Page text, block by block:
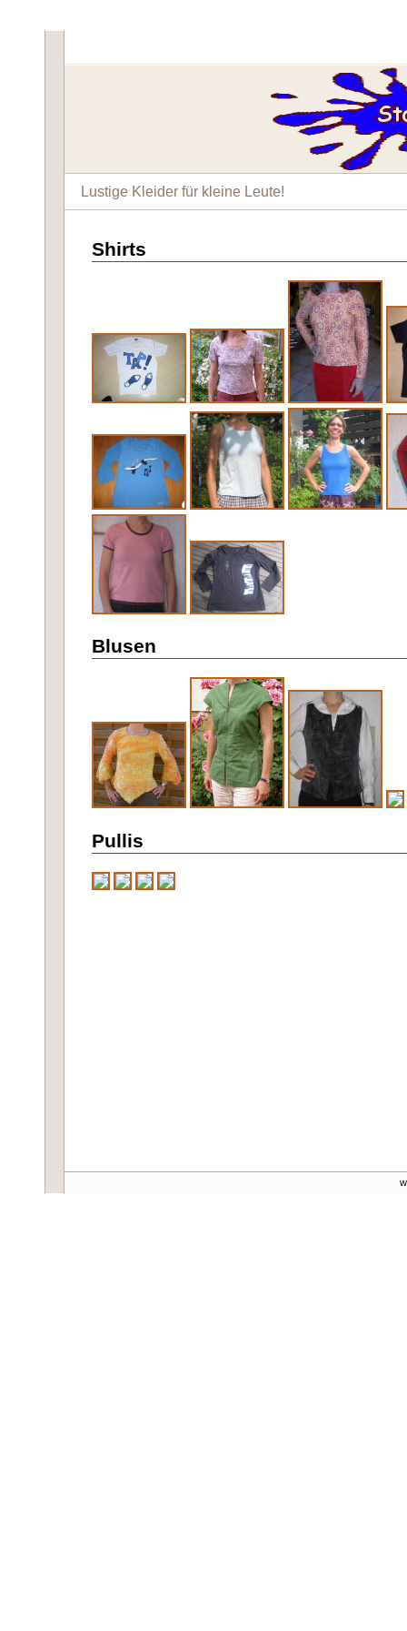
Lustige Kleider für kleine Leute!
Shirts
Blusen
Pullis